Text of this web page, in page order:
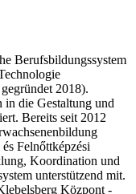
Berufsbildungssystem
2018).
in die Gestaltung und
Bereits seit 2012
Felnőttképzési
Koordination und
unterstützend mit.
Központ -